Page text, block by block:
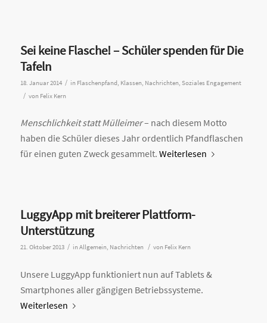
Sei keine Flasche! – Schüler spenden für Die
Tafeln
18. Januar 2014 / in Flaschenpfand, Klassen, Nachrichten, Soziales Engagement
/ von Felix Kern
Menschlichkeit statt Mülleimer– nach diesem Motto
haben die Schüler dieses Jahr ordentlich Pfandflaschen
für einen guten Zweck gesammelt. Weiterlesen
LuggyApp mit breiterer Plattform-
Unterstützung
21. Oktober 2013 / in Allgemein, Nachrichten / von Felix Kern
Unsere LuggyApp funktioniert nun auf Tablets &
Smartphones aller gängigen Betriebssysteme.
Weiterlesen